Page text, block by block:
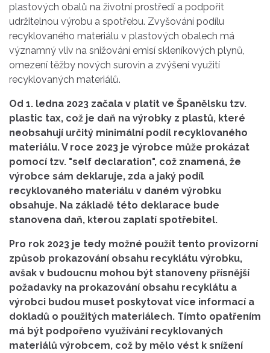
plastových obalů na životní prostředí a podpořit
udržitelnou výrobu a spotřebu. Zvyšování podílu
recyklovaného materiálu v plastových obalech má
významný vliv na snižování emisí skleníkových plynů,
omezení těžby nových surovin a zvýšení využití
recyklovaných materiálů.
Od 1. ledna 2023 začala v platit ve Španělsku tzv.
plastic tax, což je daň na výrobky z plastů, které
neobsahují určitý minimální podíl recyklovaného
materiálu. V roce 2023 je výrobce může prokázat
pomocí tzv. "self declaration", což znamená, že
výrobce sám deklaruje, zda a jaký podíl
recyklovaného materiálu v daném výrobku
obsahuje. Na základě této deklarace bude
stanovena daň, kterou zaplatí spotřebitel.
Pro rok 2023 je tedy možné použít tento provizorní
způsob prokazování obsahu recyklátu výrobku,
avšak v budoucnu mohou být stanoveny přísnější
požadavky na prokazování obsahu recyklátu a
výrobci budou muset poskytovat více informací a
dokladů o použitých materiálech. Tímto opatřením
má být podpořeno využívání recyklovaných
materiálů výrobcem, což by mělo vést k snížení